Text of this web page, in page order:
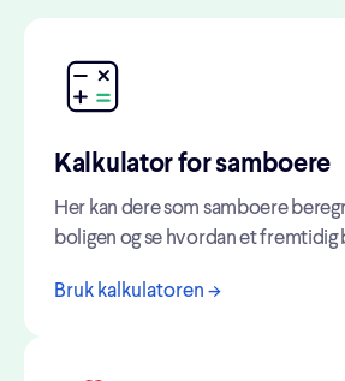
Kalkulator for samboere
Her kan dere som samboere
boligen og se hvordan et fremtidig
Bruk kalkulatoren ->